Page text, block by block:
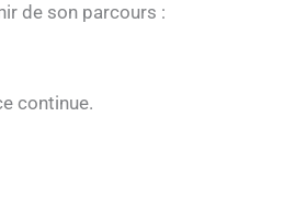
de son parcours :
continue.